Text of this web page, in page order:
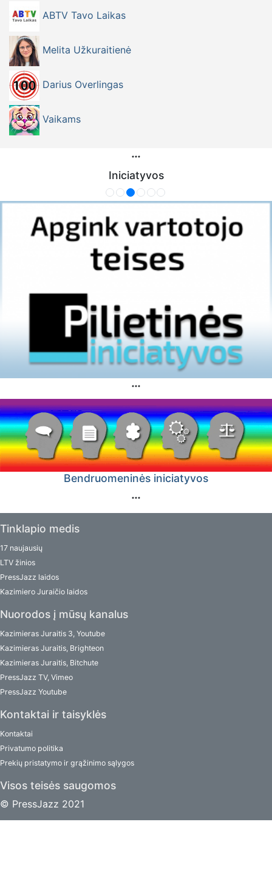
ABTV Tavo Laikas
Melita Užkuraitienė
Darius Overlingas
Vaikams
Iniciatyvos
Bendruomeninės iniciatyvos
Tinklapio medis
17 naujausių
LTV žinios
PressJazz laidos
Kazimiero Juraičio laidos
Nuorodos į mūsų kanalus
Kazimieras Juraitis 3, Youtube
Kazimieras Juraitis, Brighteon
Kazimieras Juraitis, Bitchute
PressJazz TV, Vimeo
PressJazz Youtube
Kontaktai ir taisyklės
Kontaktai
Privatumo politika
Prekių pristatymo ir grąžinimo sąlygos
Visos teisės saugomos
© PressJazz 2021